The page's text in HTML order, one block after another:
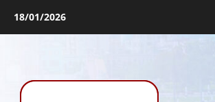
18/01/2026